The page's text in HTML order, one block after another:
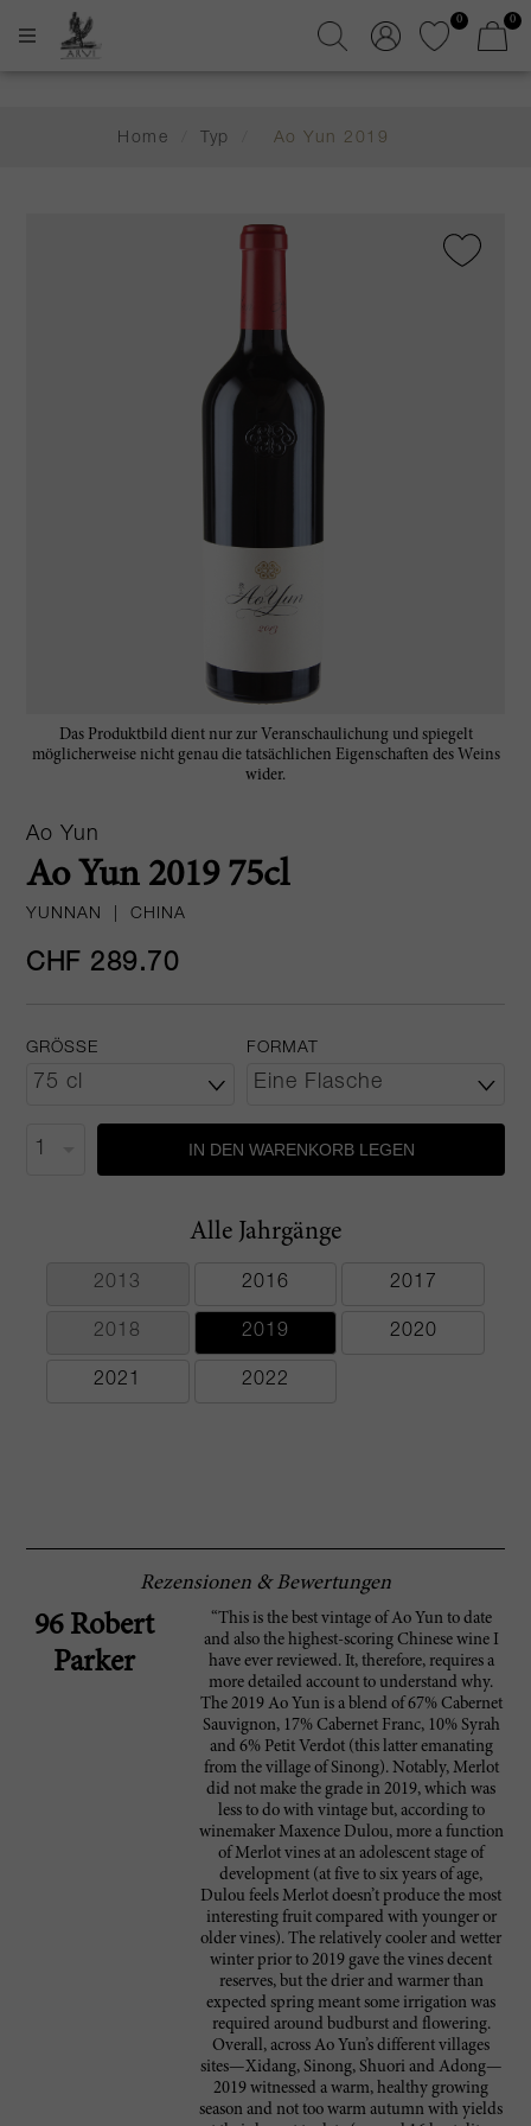
0 0
Home Typ Ao Yun 2019
Das Produktbild dient nur zur Veranschaulichung und spiegelt
möglicherweise nicht genau die tatsächlichen Eigenschaften des Weins
wider.
Ao Yun
Ao Yun 2019 75cl
YUNNAN CHINA
CHF 289.70
GRÖSSE FORMAT
IN DEN WARENKORB LEGEN
Alle Jahrgänge
2013 2016 2017
2018 2019 2020
2021 2022
Rezensionen & Bewertungen
96 Robert
Parker
“This is the best vintage of Ao Yun to date
and also the highest-scoring Chinese wine I
have ever reviewed. It, therefore, requires a
more detailed account to understand why.
The 2019 Ao Yun is a blend of 67% Cabernet
Sauvignon, 17% Cabernet Franc, 10% Syrah
and 6% Petit Verdot (this latter emanating
from the village of Sinong). Notably, Merlot
did not make the grade in 2019, which was
less to do with vintage but, according to
winemaker Maxence Dulou, more a function
of Merlot vines at an adolescent stage of
development (at five to six years of age,
Dulou feels Merlot doesn’t produce the most
interesting fruit compared with younger or
older vines). The relatively cooler and wetter
winter prior to 2019 gave the vines decent
reserves, but the drier and warmer than
expected spring meant some irrigation was
required around budburst and flowering.
Overall, across Ao Yun’s different villages
sites—Xidang, Sinong, Shuori and Adong—
2019 witnessed a warm, healthy growing
season and not too warm autumn with yields